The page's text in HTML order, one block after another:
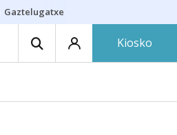
Gaztelugatxe
Kiosko